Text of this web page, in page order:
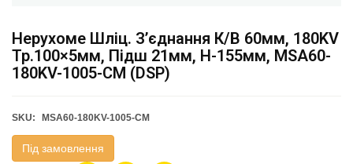
Нерухоме Шліц. З’єднання К/в 60мм, 180KV
Тр.100×5мм, Підш 21мм, H-155мм, MSA60-
180KV-1005-CM (DSP)
SKU: MSA60-180KV-1005-CM
Під замовлення